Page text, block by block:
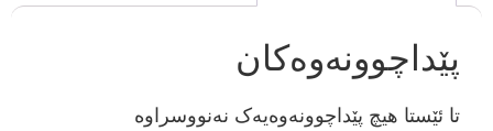
پێداچوونەوەکان
تا ئێستا هیچ پێداچوونەوەیەک نەنووسراوە